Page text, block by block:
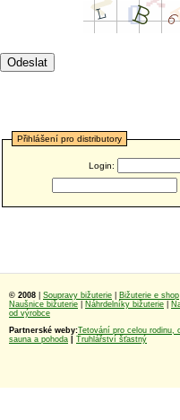
Přihlášení pro distributory
Login:
© 2008 Soupravy bižuterie Bižuterie e shop
Naušnice bižuterie
Náhrdelníky bižuterie
od výrobce
Partnerské weby:Tetování pro celou rodinu,
sauna a pohoda
Truhlářství šťastný